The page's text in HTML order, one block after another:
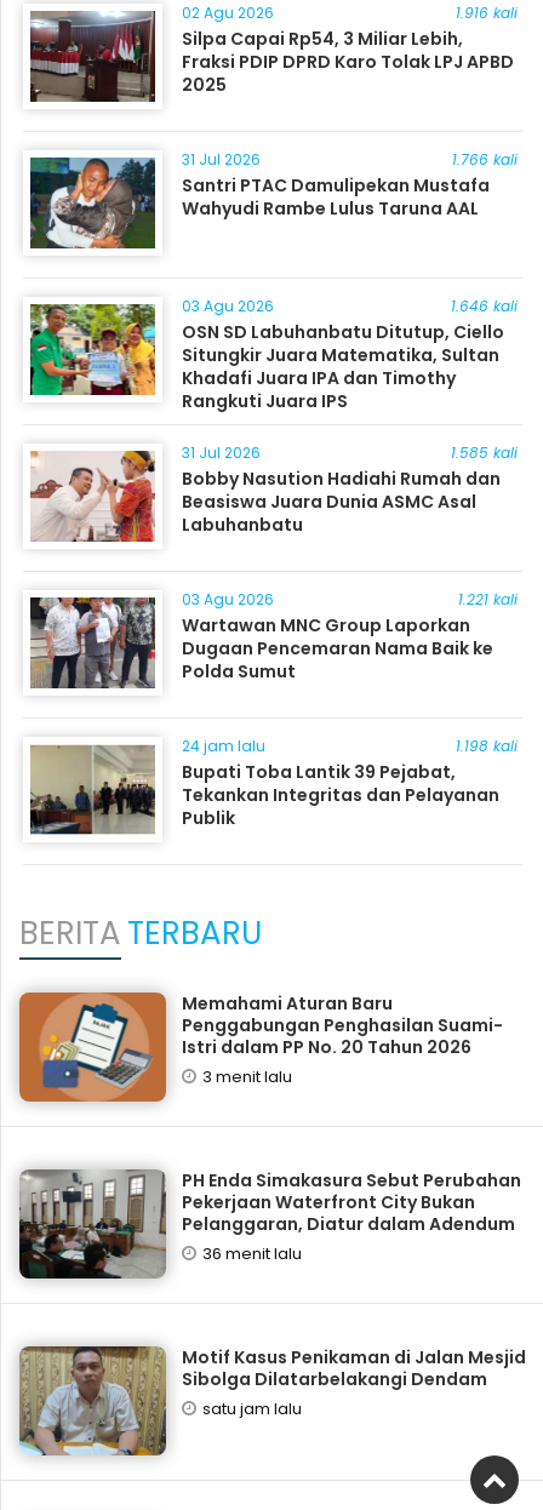
02 Agu 2026 1.916 kali
Silpa Capai Rp54, 3 Miliar Lebih,
Fraksi PDIP DPRD Karo Tolak LPJ APBD
2025
31 Jul 2026 1.766 kali
Santri PTAC Damulipekan Mustafa
Wahyudi Rambe Lulus Taruna AAL
03 Agu 2026 1.646 kali
OSN SD Labuhanbatu Ditutup, Ciello
Situngkir Juara Matematika, Sultan
Khadafi Juara IPA dan Timothy
Rangkuti Juara IPS
31 Jul 2026 1.585 kali
Bobby Nasution Hadiahi Rumah dan
Beasiswa Juara Dunia ASMC Asal
Labuhanbatu
03 Agu 2026 1.221 kali
Wartawan MNC Group Laporkan
Dugaan Pencemaran Nama Baik ke
Polda Sumut
24 jam lalu 1.198 kali
Bupati Toba Lantik 39 Pejabat,
Tekankan Integritas dan Pelayanan
Publik
BERITATERBARU
Memahami Aturan Baru
Penggabungan Penghasilan Suami-
Istri dalam PP No. 20 Tahun 2026
3 menit lalu
PH Enda Simakasura Sebut Perubahan
Pekerjaan Waterfront City Bukan
Pelanggaran, Diatur dalam Adendum
36 menit lalu
Motif Kasus Penikaman di Jalan Mesjid
Sibolga Dilatarbelakangi Dendam
satu jam lalu